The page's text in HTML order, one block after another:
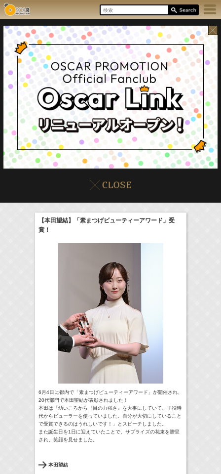
本日の出演情報8/7(Fri) イベント販売情報
【本田望結】「素まつげビューティーアワード」受
賞！
6月4日に都内で「素まつげビューティーアワード」が開催され、
20代部門で本田望結が表彰されました！
本田は「幼いころから『目の力強さ』を大事にしていて、子役時
代からビューラーを使っていました。自分が大切にしていること
で受賞できるのはうれしいです！」とスピーチしました。
また誕生日を1日に迎えていたことで、サプライズの花束を贈呈
され、笑顔を見せました。
本田望結